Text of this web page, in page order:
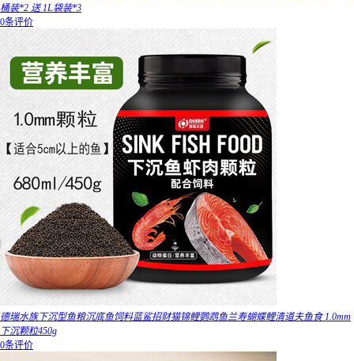
桶装*2 送 1L袋装*3
0条评价
德瑞水族下沉型鱼粮沉底鱼饲料蓝鲨招财猫锦鲤鹦鹉鱼兰寿蝴蝶鲤清道夫鱼食 1.0mm
下沉颗粒450g
0条评价